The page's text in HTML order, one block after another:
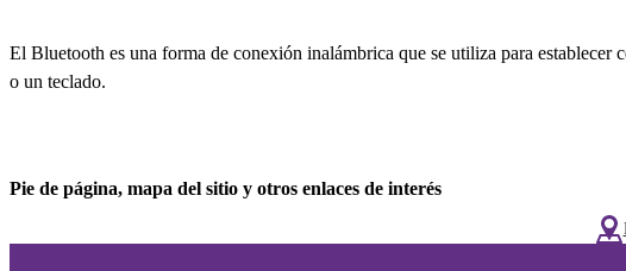
El Bluetooth es una forma de conexión inalámbrica que se utiliza para
o un teclado.
Pie de página, mapa del sitio y otros enlaces de interés